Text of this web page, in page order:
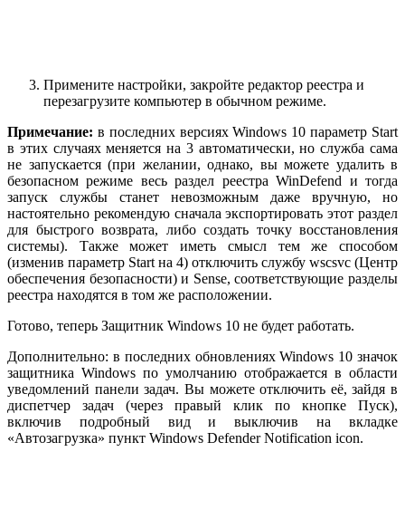
Примените настройки, закройте редактор реестра и
перезагрузите компьютер в обычном режиме.
Примечание: в последних версиях Windows 10 параметр Start
в этих случаях меняется на 3 автоматически, но служба сама
не запускается (при желании, однако, вы можете удалить в
безопасном режиме весь раздел реестра WinDefend и тогда
запуск службы станет невозможным даже вручную, но
настоятельно рекомендую сначала экспортировать этот раздел
для быстрого возврата, либо создать точку восстановления
системы). Также может иметь смысл тем же способом
(изменив параметр Start на 4) отключить службу wscsvc (Центр
обеспечения безопасности) и Sense, соответствующие разделы
реестра находятся в том же расположении.
Готово, теперь Защитник Windows 10 не будет работать.
Дополнительно: в последних обновлениях Windows 10 значок
защитника Windows по умолчанию отображается в области
уведомлений панели задач. Вы можете отключить её, зайдя в
диспетчер задач (через правый клик по кнопке Пуск),
включив подробный вид и выключив на вкладке
«Автозагрузка» пункт Windows Defender Notification icon.